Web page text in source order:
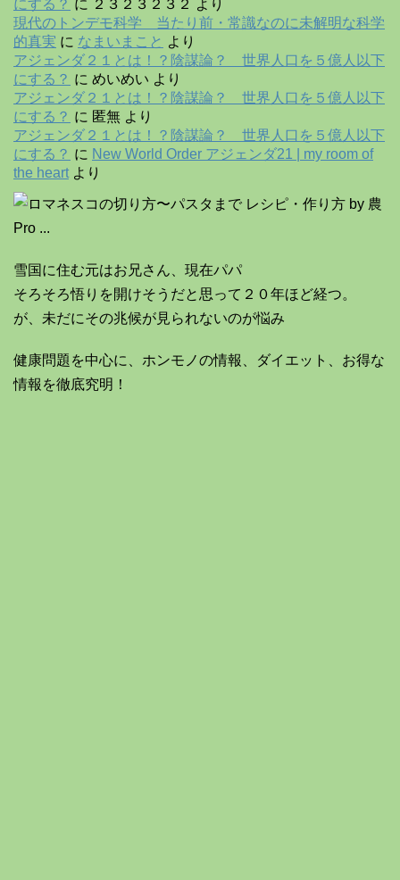
にする？ に ２３２３２３２ より
現代のトンデモ科学 当たり前・常識なのに未解明な科学
的真実 に なまいまこと より
アジェンダ２１とは！？陰謀論？ 世界人口を５億人以下
にする？ に めいめい より
アジェンダ２１とは！？陰謀論？ 世界人口を５億人以下
にする？ に 匿無 より
アジェンダ２１とは！？陰謀論？ 世界人口を５億人以下
にする？ に New World Order アジェンダ21 | my room of
the heart より
雪国に住む元はお兄さん、現在パパ
そろそろ悟りを開けそうだと思って２０年ほど経つ。
が、未だにその兆候が見られないのが悩み
健康問題を中心に、ホンモノの情報、ダイエット、お得な
情報を徹底究明！